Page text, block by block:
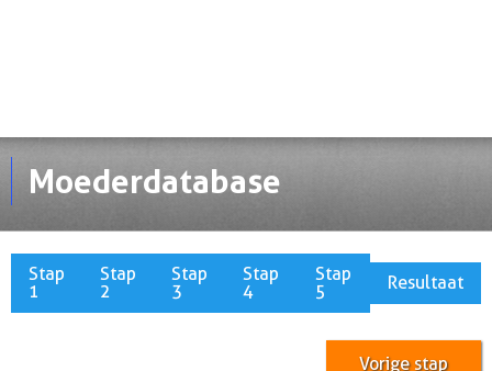
Moederdatabase
Stap
1
Stap
2
Stap
3
Stap
4
Stap
5
Resultaat
Vorige stap